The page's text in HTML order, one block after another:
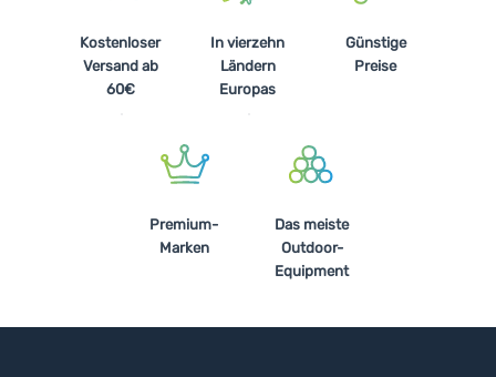
Kostenloser
Versand ab
60€
In vierzehn
Ländern
Europas
Günstige
Preise
Premium-
Marken
Das meiste
Outdoor-
Equipment